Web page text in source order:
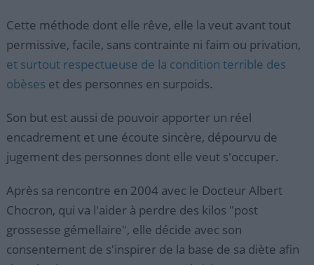
Cette méthode dont elle rêve, elle la veut avant tout
permissive, facile, sans contrainte ni faim ou privation,
et surtout respectueuse de la condition terrible des
obèses et des personnes en surpoids.
Son but est aussi de pouvoir apporter un réel
encadrement et une écoute sincère, dépourvu de
jugement des personnes dont elle veut s'occuper.
Après sa rencontre en 2004 avec le Docteur Albert
Chocron, qui va l'aider à perdre des kilos "post
grossesse gémellaire", elle décide avec son
consentement de s'inspirer de la base de sa diète afin